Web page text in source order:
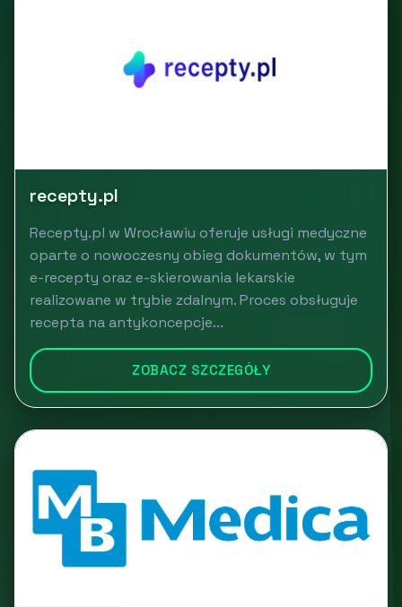
recepty.pl
Recepty.pl w Wrocławiu oferuje usługi medyczne
oparte o nowoczesny obieg dokumentów, w tym
e-recepty oraz e-skierowania lekarskie
realizowane w trybie zdalnym. Proces obsługuje
recepta na antykoncepcje...
ZOBACZ SZCZEGÓŁY